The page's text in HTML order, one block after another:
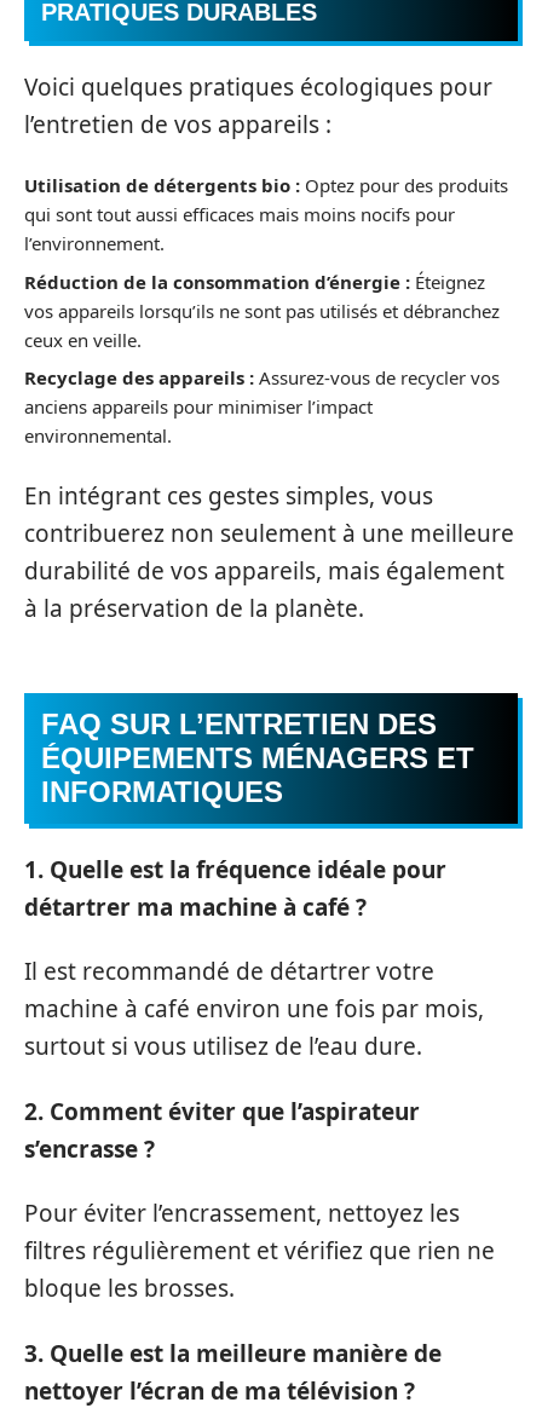
PRATIQUES DURABLES
Voici quelques pratiques écologiques pour
l’entretien de vos appareils :
Utilisation de détergents bio : Optez pour des produits
qui sont tout aussi efficaces mais moins nocifs pour
l’environnement.
Réduction de la consommation d’énergie : Éteignez
vos appareils lorsqu’ils ne sont pas utilisés et débranchez
ceux en veille.
Recyclage des appareils : Assurez-vous de recycler vos
anciens appareils pour minimiser l’impact
environnemental.
En intégrant ces gestes simples, vous
contribuerez non seulement à une meilleure
durabilité de vos appareils, mais également
à la préservation de la planète.
FAQ SUR L’ENTRETIEN DES
ÉQUIPEMENTS MÉNAGERS ET
INFORMATIQUES
1. Quelle est la fréquence idéale pour
détartrer ma machine à café ?
Il est recommandé de détartrer votre
machine à café environ une fois par mois,
surtout si vous utilisez de l’eau dure.
2. Comment éviter que l’aspirateur
s’encrasse ?
Pour éviter l’encrassement, nettoyez les
filtres régulièrement et vérifiez que rien ne
bloque les brosses.
3. Quelle est la meilleure manière de
nettoyer l’écran de ma télévision ?